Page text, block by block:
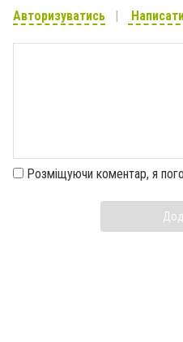
Авторизуватись
Розміщуючи коментар, я